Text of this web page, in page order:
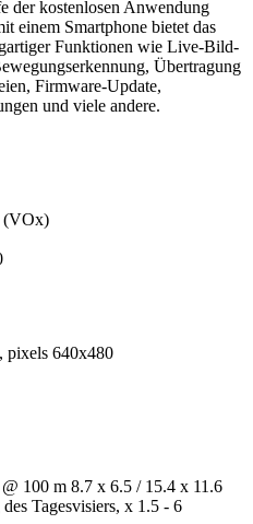
der kostenlosen Anwendung
einem Smartphone bietet das
Funktionen wie Live-Bild-
Übertragung
Firmware-Update,
und viele andere.
(VOx)
pixels 640x480
100 m 8.7 x 6.5 / 15.4 x 11.6
Tagesvisiers, x 1.5 - 6